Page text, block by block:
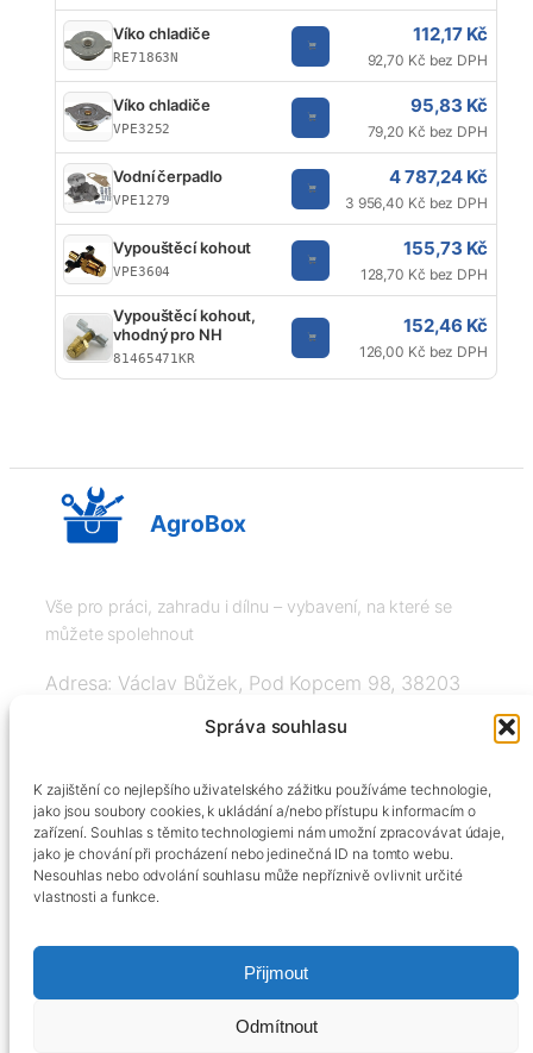
Správa souhlasu
K zajištění co nejlepšího uživatelského zážitku používáme technologie,
jako jsou soubory cookies, k ukládání a/nebo přístupu k informacím o
zařízení. Souhlas s těmito technologiemi nám umožní zpracovávat údaje,
jako je chování při procházení nebo jedinečná ID na tomto webu.
Nesouhlas nebo odvolání souhlasu může nepříznivě ovlivnit určité
vlastnosti a funkce.
Přijmout
Odmítnout
Víko chladiče
RE71863N
112,17 Kč
92,70 Kč bez DPH
Víko chladiče
VPE3252
95,83 Kč
79,20 Kč bez DPH
Vodní čerpadlo
VPE1279
4 787,24 Kč
3 956,40 Kč bez DPH
Vypouštěcí kohout
VPE3604
155,73 Kč
128,70 Kč bez DPH
Vypouštěcí kohout,
vhodný pro NH
81465471KR
152,46 Kč
126,00 Kč bez DPH
AgroBox
Vše pro práci, zahradu i dílnu – vybavení, na které se
můžete spolehnout
Adresa: Václav Bůžek, Pod Kopcem 98, 38203
+420606334248, info@agrobox.cz
Obchodní podmínky
Podmínky ochrany osobních údajů